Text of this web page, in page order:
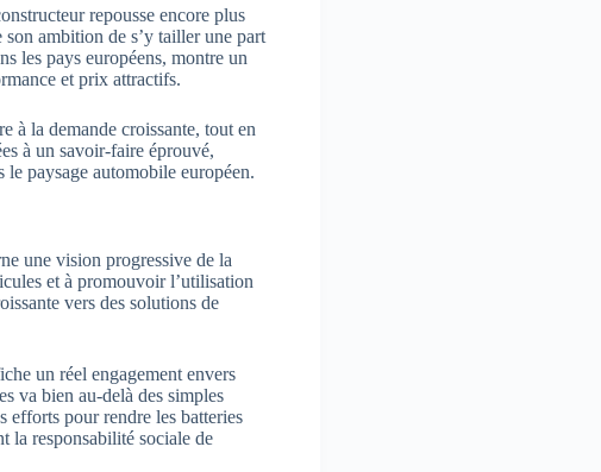
repousse encore plus
ambition de s’y tailler une part
les pays européens, montre un
et prix attractifs.
à la demande croissante, tout en
à un savoir-faire éprouvé,
le paysage automobile européen.
une vision progressive de la
et à promouvoir l’utilisation
vers des solutions de
un réel engagement envers
va bien au-delà des simples
efforts pour rendre les batteries
la responsabilité sociale de